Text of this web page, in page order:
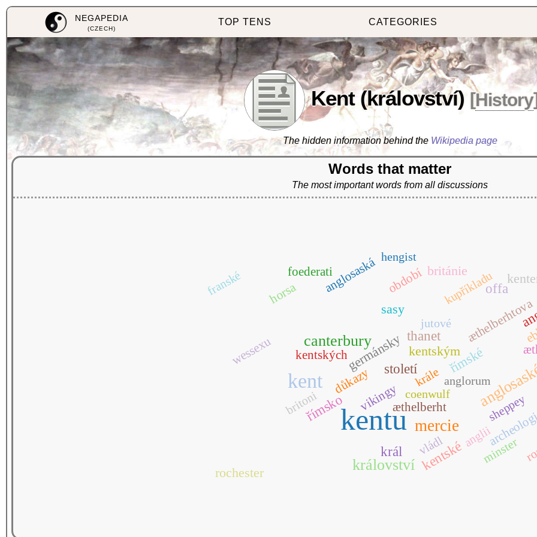
NEGAPEDIA
(CZECH)
TOP TENS CATEGORIES
Kent (království) [History]
The hidden information behind the Wikipedia page
Words that matter
The most important words from all discussions
kentu
kent
mercie
canterbury
království kentské
král
offa
století
thanet
římsko
británie
germánsky kentským
rochester
sasy
římské
anglosaská
důkazy
foederati
horsa
kentských
období
vikingy
wessexu
æthelberht
æthelberhtova
anglii
anglorum
britoni coenwulf
franské
hengist
jutové
krále
kupříkladu
minster
sheppey
vládl